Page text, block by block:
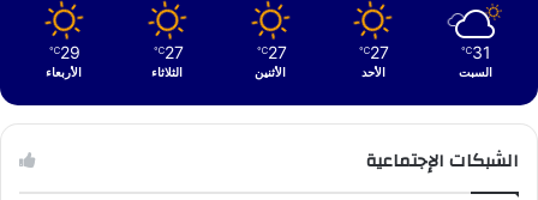
31
℃
السبت
27
℃
الأحد
27
℃
الأثنين
27
℃
الثلاثاء
29
℃
الأربعاء
الشبكات الإجتماعية